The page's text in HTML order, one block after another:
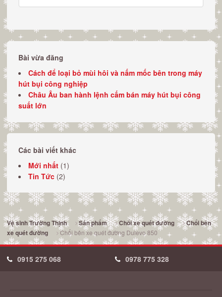
Bài vừa đăng
Cách để loại bỏ mùi hôi và nấm mốc bên trong máy
hút bụi công nghiệp
Châu Âu ban hành lệnh cấm bán máy hút bụi công
suất lớn
Các bài viết khác
Mới nhất(1)
Tin Tức(2)
Vệ sinh Trường Thịnh Sản phẩm Chổi xe quét đường
Chổi bên
xe quét đường
Chổi bên xe quét đường Dulevo 850
0915 275 068 0978 775 328